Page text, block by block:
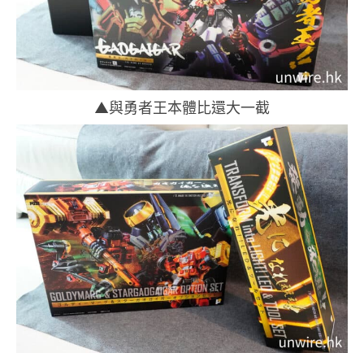
▲與勇者王本體比還大一截